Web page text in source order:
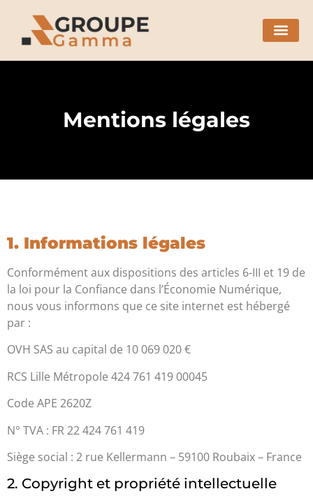
Mentions légales
1. Informations légales
Conformément aux dispositions des articles 6-III et 19 de
la loi pour la Confiance dans l’Économie Numérique,
nous vous informons que ce site internet est hébergé
par :
OVH SAS au capital de 10 069 020 €
RCS Lille Métropole 424 761 419 00045
Code APE 2620Z
N° TVA : FR 22 424 761 419
Siège social : 2 rue Kellermann – 59100 Roubaix – France
2. Copyright et propriété intellectuelle